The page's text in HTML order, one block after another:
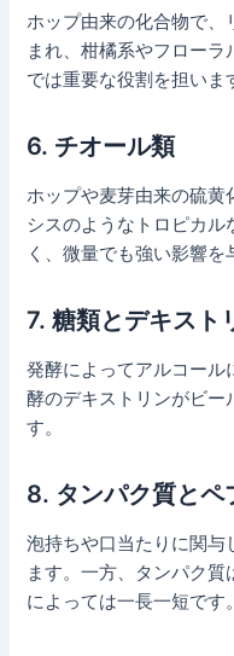
ホップ由来の化合物で、
まれ、柑橘系やフロー
では重要な役割を担いま
6. チオール類
ホップや麦芽由来の硫黄
シスのようなトロピカ
く、微量でも強い影響を
7.糖類とデキスト
発酵によってアルコール
酵のデキストリンがビー
す。
8. タンパク質とペ
泡持ちや口当たりに関与
ます。一方、タンパク
によっては一長一短です。